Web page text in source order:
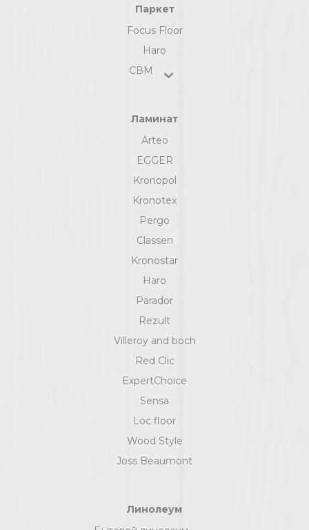
Паркет
Focus Floor
Haro
СВМ
Ламинат
Arteo
EGGER
Kronopol
Kronotex
Pergo
Classen
Kronostar
Haro
Parador
Rezult
Villeroy and boch
Red Clic
ExpertChoice
Sensa
Loc floor
Wood Style
Joss Beaumont
Линолеум